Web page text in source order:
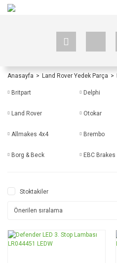
Anasayfa Land Rover Yedek Parça
Britpart Delphi
Land Rover Otokar
Allmakes 4x4 Brembo
Borg & Beck EBC Brakes
Stoktakiler